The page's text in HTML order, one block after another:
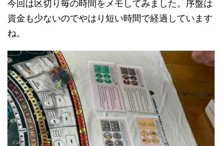
今回は区切り毎の時間をメモしてみました。序盤は
資金も少ないのでやはり短い時間で経過しています
ね。